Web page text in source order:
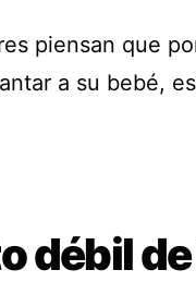
piensan que
a su bebé,
débil